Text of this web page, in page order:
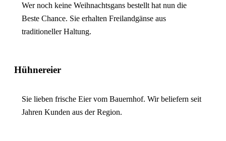
Wer noch keine Weihnachtsgans bestellt hat nun die
Beste Chance. Sie erhalten Freilandgänse aus
traditioneller Haltung.
Hühnereier
Sie lieben frische Eier vom Bauernhof. Wir beliefern seit
Jahren Kunden aus der Region.